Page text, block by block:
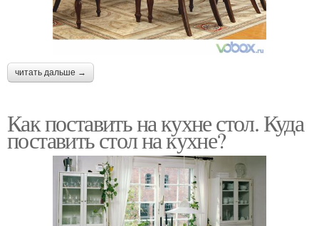
читать дальше →
Как поставить на кухне стол. Куда
поставить стол на кухне?